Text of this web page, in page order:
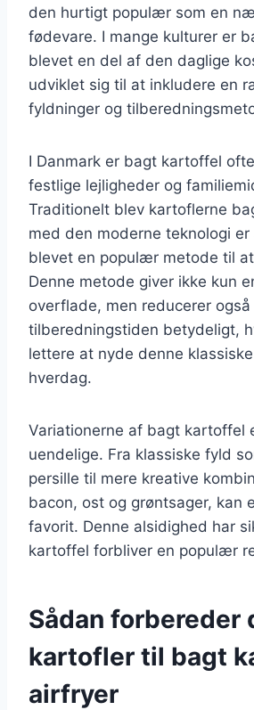
den hurtigt populær som en
fødevare. I mange kulturer er
blevet en del af den daglige
udviklet sig til at inkludere en
fyldninger og
I Danmark er bagt kartoffel
festlige lejligheder og
Traditionelt blev kartoflerne
med den moderne teknologi
blevet en populær metode til
Denne metode giver ikke kun
overflade, men reducerer også
tilberedningstiden betydeligt,
lettere at nyde denne
hverdag.
Variationerne af bagt kartoffel
uendelige. Fra klassiske fyld
persille til mere kreative
bacon, ost og grøntsager, kan
favorit. Denne alsidighed har
kartoffel forbliver en populær
Sådan forbereder
kartofler til bagt
airfryer